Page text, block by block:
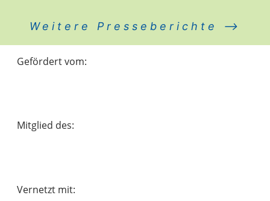
Weitere Presseberichte ⟶
Gefördert vom:
Mitglied des:
Vernetzt mit: